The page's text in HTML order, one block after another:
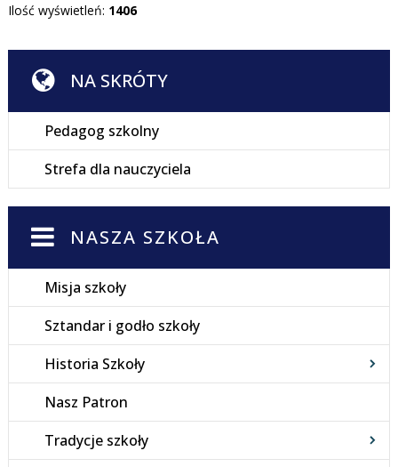
Ilość wyświetleń: 1406
NA SKRÓTY
Pedagog szkolny
Strefa dla nauczyciela
NASZA SZKOŁA
Misja szkoły
Sztandar i godło szkoły
Historia Szkoły
Nasz Patron
Tradycje szkoły